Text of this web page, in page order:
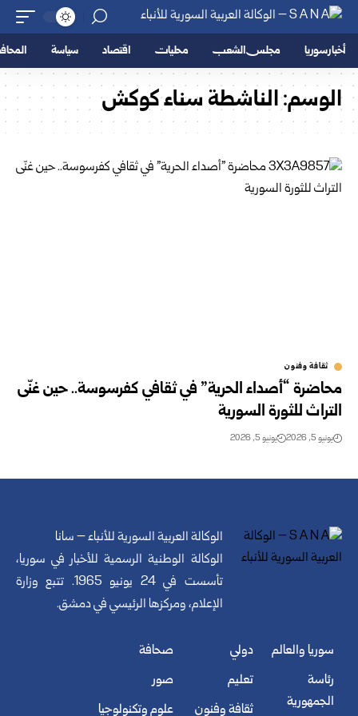
أخبار سوريا مجلس الشعب محليات اقتصاد سياسة
الوسم:الناشطة سناء كوكش
ثقافة وفنون
محاضرة “أصداء الحرية” في ثقافي كفرسوسة.. حين غنّى
التراث للثورة ‏السورية ‏
يونيو 5, 2026 يونيو 5, 2026
الوكالة العربية السورية للأنباء – سانا
الوكالة الوطنية الرسمية للأخبار في سوريا،
تأسست في 24 يونيو 1965. تتبع وزارة
الإعلام، ومركزها الرئيسي في دمشق.
سوريا والعالم
رئاسة
الجمهورية
دولي
تعليم
ثقافة وفنون
صحافة
صور
علوم وتكنولوجيا